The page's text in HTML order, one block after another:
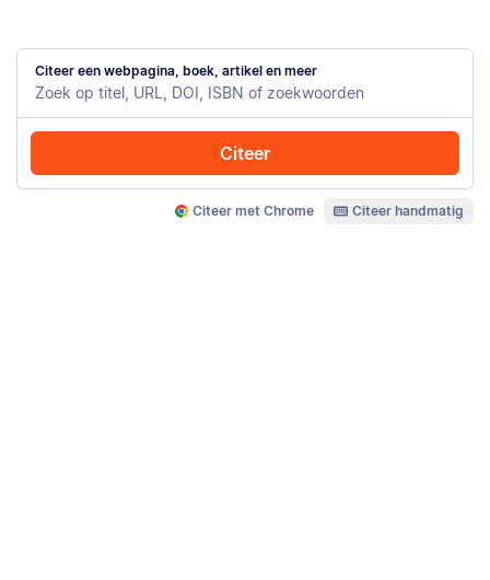
Citeer een webpagina, boek, artikel en meer
Citeer
Citeer met Chrome Citeer handmatig